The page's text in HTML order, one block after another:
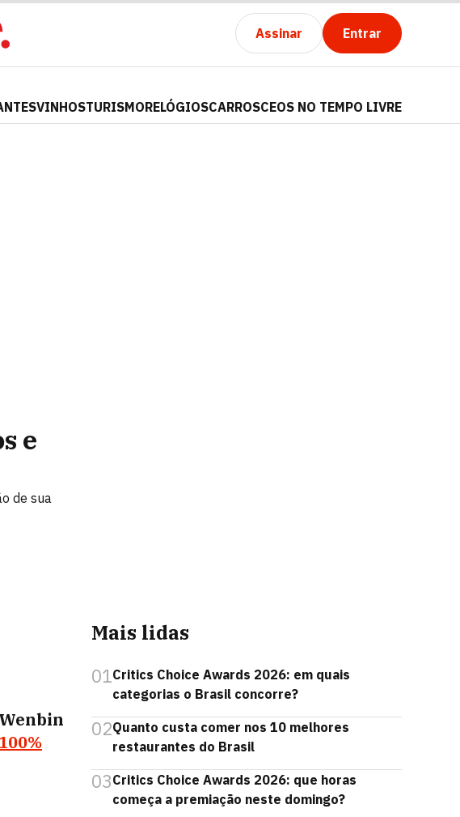
Assinar Entrar
VINHOSTURISMORELÓGIOSCARROSCEOS NO TEMPO LIVRE
e
de sua
Mais lidas
01Critics Choice Awards 2026: em quais
categorias o Brasil concorre?
02Quanto custa comer nos 10 melhores
restaurantes do Brasil
03Critics Choice Awards 2026: que horas
começa a premiação neste domingo?